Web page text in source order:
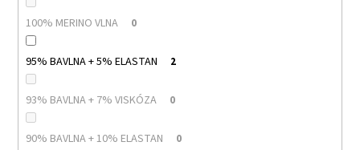
100% MERINO VLNA 0
95% BAVLNA + 5% ELASTAN 2
93% BAVLNA + 7% VISKÓZA 0
90% BAVLNA + 10% ELASTAN 0